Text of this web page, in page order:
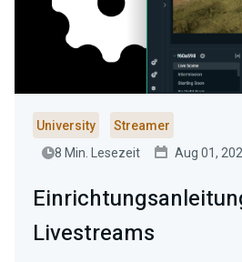
University
Streamer
8 Min. Lesezeit
Aug 01,
Livestreams